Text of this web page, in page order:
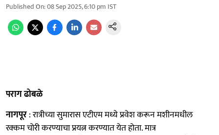
Published On:08 Sep 2025, 6:10 pm IST
पराग ढोबळे
नागपूर: रात्रीच्या सुमारास एटीएम मध्ये प्रवेश करून मशीनमधील
रक्कम चोरी करण्याचा प्रयत्न करण्यात येत होता. मात्र